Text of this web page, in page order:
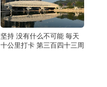
坚持 没有什么不可能 毎天
十公里打卡 第三百四十三周